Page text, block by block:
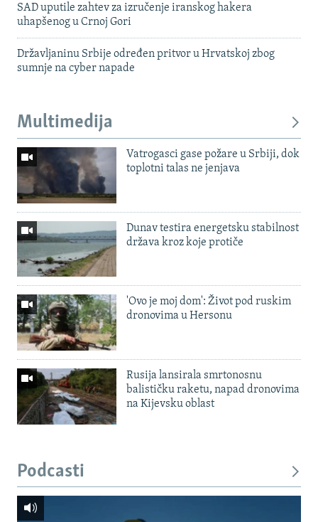
SAD uputile zahtev za izručenje iranskog hakera
uhapšenog u Crnoj Gori
Državljaninu Srbije određen pritvor u Hrvatskoj zbog
sumnje na cyber napade
Multimedija
Vatrogasci gase požare u Srbiji, dok
toplotni talas ne jenjava
Dunav testira energetsku stabilnost
država kroz koje protiče
'Ovo je moj dom': Život pod ruskim
dronovima u Hersonu
Rusija lansirala smrtonosnu
balističku raketu, napad dronovima
na Kijevsku oblast
Podcasti